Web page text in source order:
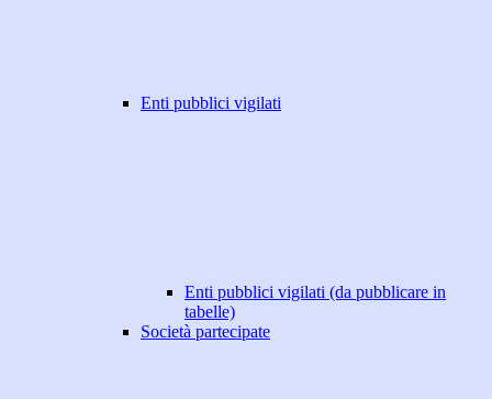
Enti pubblici vigilati
Enti pubblici vigilati (da pubblicare in
tabelle)
Società partecipate